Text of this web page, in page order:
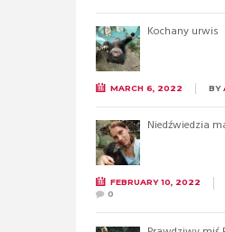
Kochany urwis
MARCH 6, 2022 BY
Niedźwiedzia
FEBRUARY 10, 2022
0